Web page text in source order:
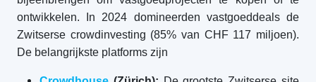
ontwikkelen. In 2024 domineerden vastgoeddeals de
Zwitserse crowdinvesting (85% van CHF 117 miljoen).
De belangrijkste platforms zijn